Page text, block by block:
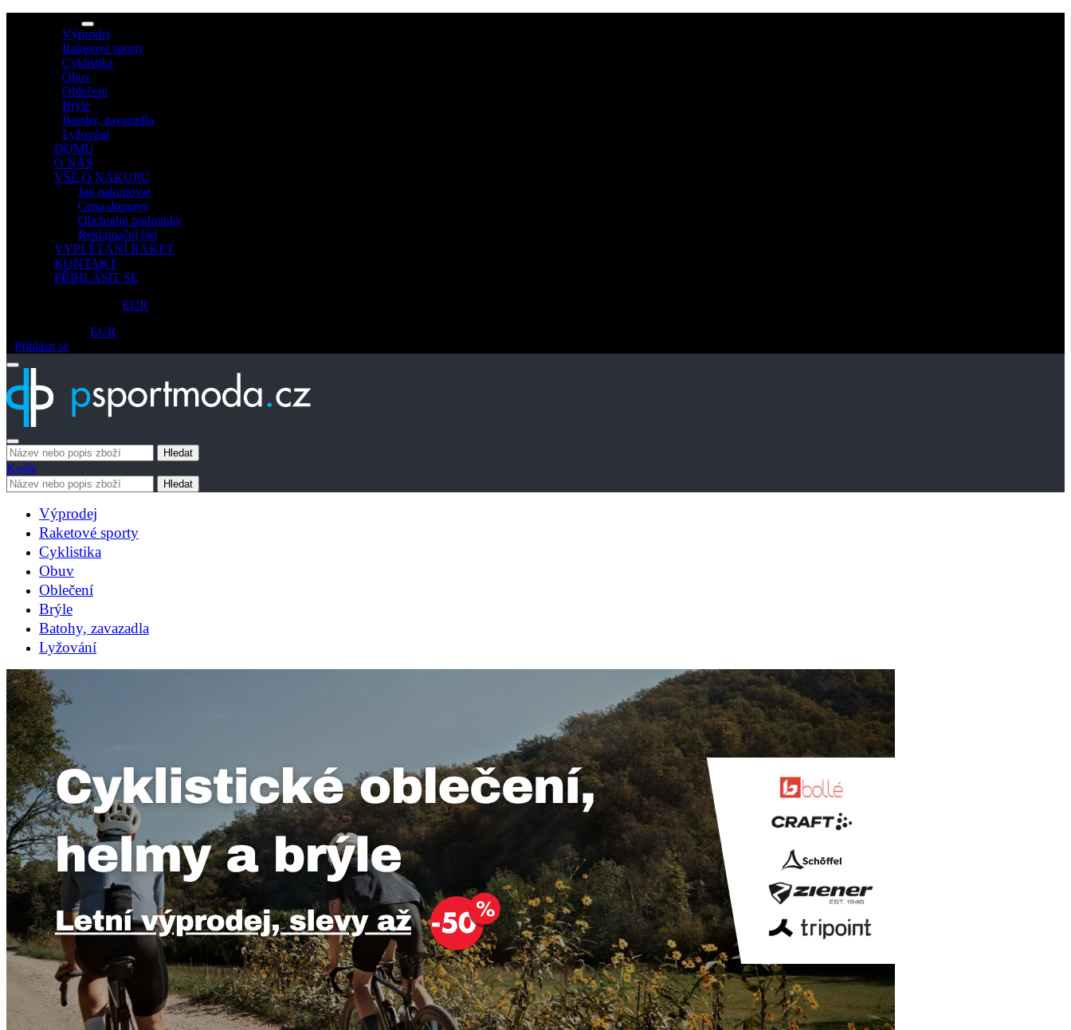
Výprodej
Raketové sporty
Cyklistika
Obuv
Oblečení
Brýle
Batohy, zavazadla
Lyžování
DOMŮ
O NÁS
VŠE O NÁKUPU
Jak nakupovat
Cena dopravy
Obchodní podmínky
Reklamační řád
VYPLÉTÁNÍ RAKET
KONTAKT
PŘIHLÁSIT SE
EUR
EUR
Přihlásit se
Hledat
Košík
Hledat
Výprodej
Raketové sporty
Cyklistika
Obuv
Oblečení
Brýle
Batohy, zavazadla
Lyžování